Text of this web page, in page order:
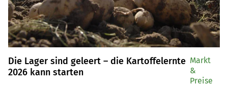
Die Lager sind geleert – die Kartoffelernte
2026 kann starten
Markt
&
Preise